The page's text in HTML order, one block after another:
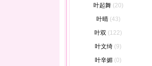
叶起舞 (20)
叶晴 (43)
叶双 (122)
叶文绮 (9)
叶辛媚 (0)